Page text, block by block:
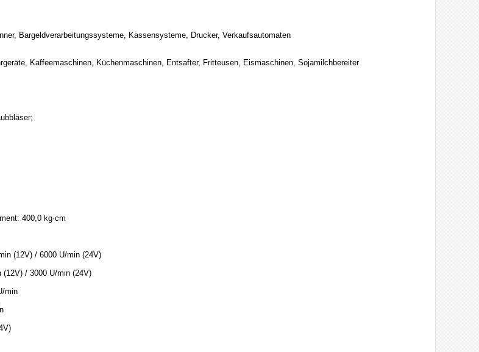
Bargeldverarbeitungssysteme, Kassensysteme, Drucker, Verkaufsautomaten
Kaffeemaschinen, Küchenmaschinen, Entsafter, Fritteusen, Eismaschinen, Sojamilchbereiter
400,0 kg·cm
(12V) / 6000 U/min (24V)
(12V) / 3000 U/min (24V)
min